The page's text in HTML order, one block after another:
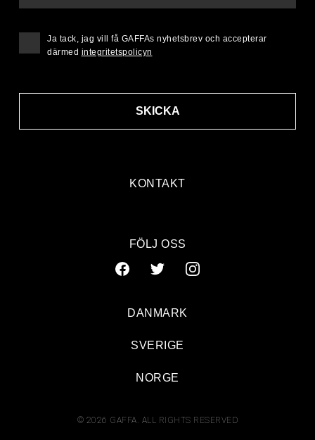
KONTAKT
SKICKA
Ja tack, jag vill få GAFFAs nyhetsbrev och accepterar
därmed integritetspolicyn
FÖLJ OSS
© 2026 GAFFA. ALL RIGHTS RESERVED
DANMARK
SVERIGE
NORGE